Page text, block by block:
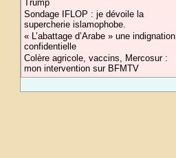
Trump
Sondage IFLOP : je dévoile la
supercherie islamophobe.
« L’abattage d’Arabe » une indignation
confidentielle
Colère agricole, vaccins, Mercosur :
mon intervention sur BFMTV